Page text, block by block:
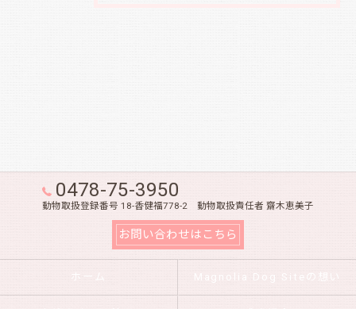
0478-75-3950
動物取扱登録番号 18-香健福778-2 動物取扱責任者 齋木恵美子
お問い合わせはこちら
ホーム Magnolia Dog Siteの想い